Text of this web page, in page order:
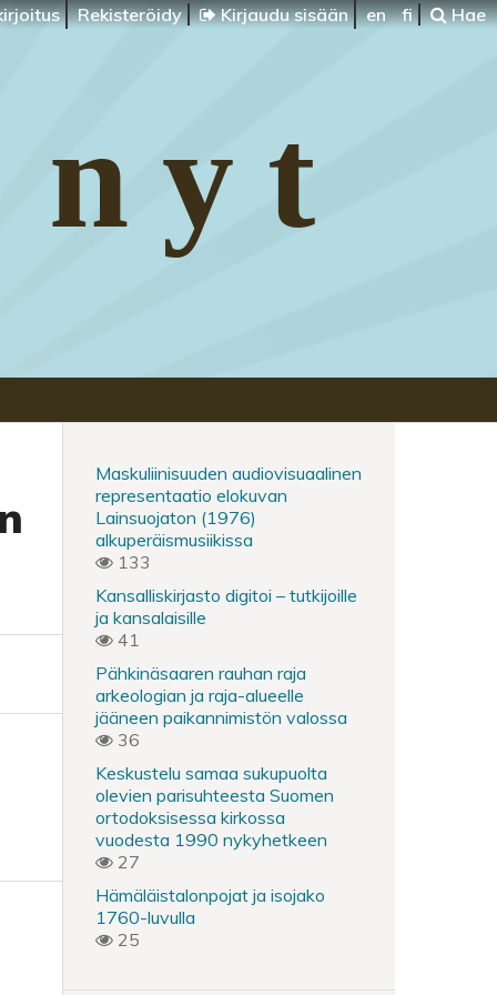
Rekisteröidy Kirjaudu sisään en fi Hae
Maskuliinisuuden audiovisuaalinen
representaatio elokuvan
Lainsuojaton (1976)
alkuperäismusiikissa
133
Kansalliskirjasto digitoi – tutkijoille
ja kansalaisille
41
Pähkinäsaaren rauhan raja
arkeologian ja raja-alueelle
jääneen paikannimistön valossa
36
Keskustelu samaa sukupuolta
olevien parisuhteesta Suomen
ortodoksisessa kirkossa
vuodesta 1990 nykyhetkeen
27
Hämäläistalonpojat ja isojako
1760-luvulla
25